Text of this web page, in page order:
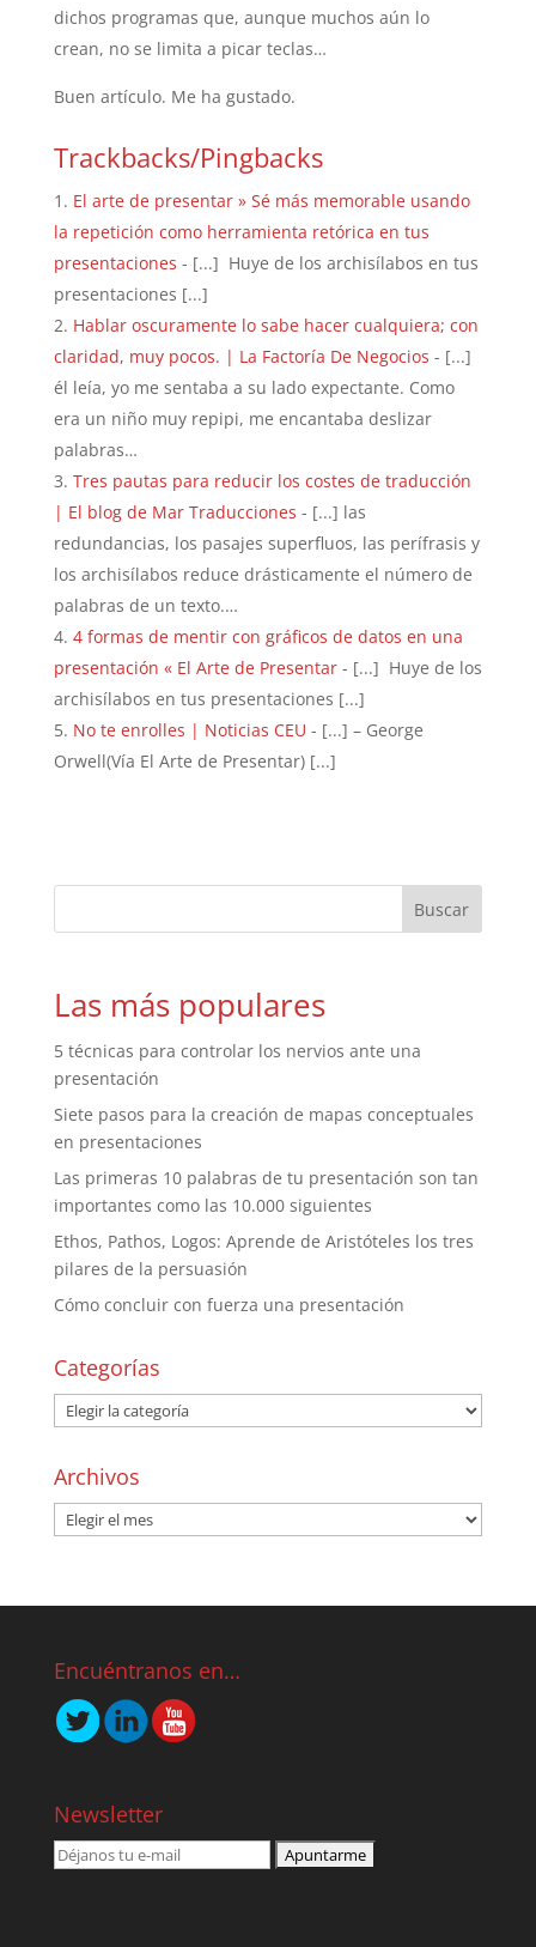
dichos programas que, aunque muchos aún lo
crean, no se limita a picar teclas…
Buen artículo. Me ha gustado.
Trackbacks/Pingbacks
El arte de presentar » Sé más memorable usando
la repetición como herramienta retórica en tus
presentaciones - [...] Huye de los archisílabos en tus
presentaciones [...]
Hablar oscuramente lo sabe hacer cualquiera; con
claridad, muy pocos. | La Factoría De Negocios - [...]
él leía, yo me sentaba a su lado expectante. Como
era un niño muy repipi, me encantaba deslizar
palabras…
Tres pautas para reducir los costes de traducción
| El blog de Mar Traducciones - [...] las
redundancias, los pasajes superfluos, las perífrasis y
los archisílabos reduce drásticamente el número de
palabras de un texto.…
4 formas de mentir con gráficos de datos en una
presentación « El Arte de Presentar- [...] Huye de los
archisílabos en tus presentaciones [...]
No te enrolles | Noticias CEU - [...] – George
Orwell(Vía El Arte de Presentar) [...]
Las más populares
5 técnicas para controlar los nervios ante una
presentación
Siete pasos para la creación de mapas conceptuales
en presentaciones
Las primeras 10 palabras de tu presentación son tan
importantes como las 10.000 siguientes
Ethos, Pathos, Logos: Aprende de Aristóteles los tres
pilares de la persuasión
Cómo concluir con fuerza una presentación
Categorías
Archivos
Encuéntranos en…
Newsletter